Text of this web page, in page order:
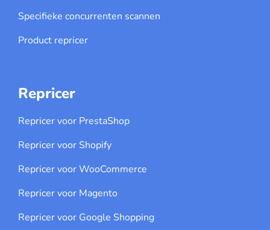
Specifieke concurrenten scannen
Product repricer
Repricer
Repricer voor PrestaShop
Repricer voor Shopify
Repricer voor WooCommerce
Repricer voor Magento
Repricer voor Google Shopping